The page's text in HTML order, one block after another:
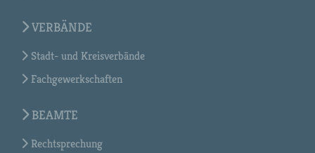
VERBÄNDE
Stadt- und Kreisverbände
Fachgewerkschaften
BEAMTE
Rechtsprechung